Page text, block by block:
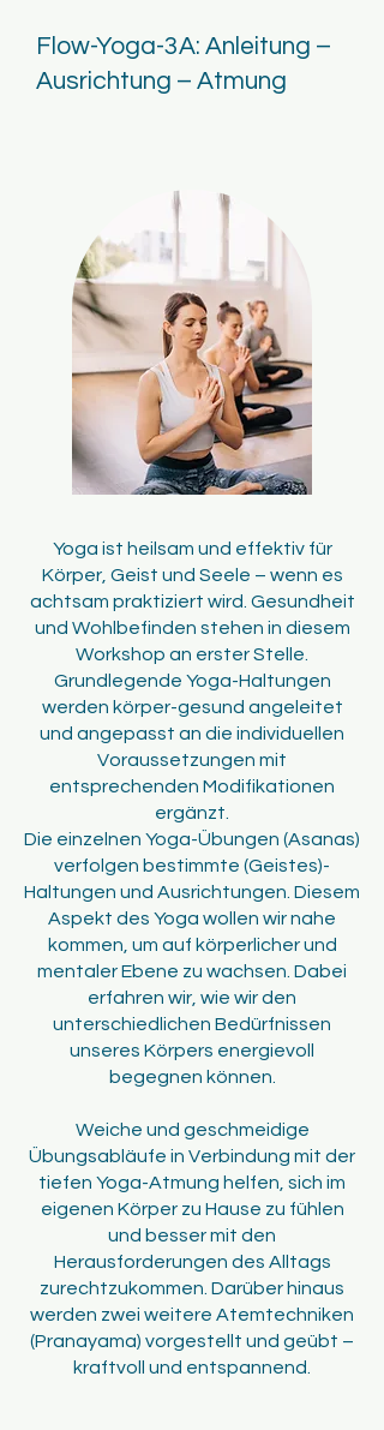
Flow-Yoga-3A: Anleitung –
Ausrichtung – Atmung
Yoga ist heilsam und effektiv für
Körper, Geist und Seele – wenn es
achtsam praktiziert wird. Gesundheit
und Wohlbefinden stehen in diesem
Workshop an erster Stelle.
Grundlegende Yoga-Haltungen
werden körper-gesund angeleitet
und angepasst an die individuellen
Voraussetzungen mit
entsprechenden Modifikationen
ergänzt.
Die einzelnen Yoga-Übungen (Asanas)
verfolgen bestimmte (Geistes)-
Haltungen und Ausrichtungen. Diesem
Aspekt des Yoga wollen wir nahe
kommen, um auf körperlicher und
mentaler Ebene zu wachsen. Dabei
erfahren wir, wie wir den
unterschiedlichen Bedürfnissen
unseres Körpers energievoll
begegnen können.
Weiche und geschmeidige
Übungsabläufe in Verbindung mit der
tiefen Yoga-Atmung helfen, sich im
eigenen Körper zu Hause zu fühlen
und besser mit den
Herausforderungen des Alltags
zurechtzukommen. Darüber hinaus
werden zwei weitere Atemtechniken
(Pranayama) vorgestellt und geübt –
kraftvoll und entspannend.